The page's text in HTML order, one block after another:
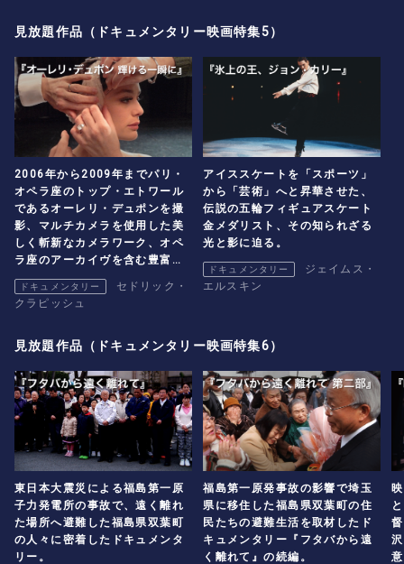
見放題作品（ドキュメンタリー映画特集5）
2006年から2009年までパリ・
オペラ座のトップ・エトワール
であるオーレリ・デュポンを撮
影、マルチカメラを使用した美
しく斬新なカメラワーク、オペ
ラ座のアーカイヴを含む豊富な
舞台映像で、デュポンが放つ煌
めきに酔いしれる。
ドキュメンタリー
セドリック・
クラピッシュ
アイススケートを「スポーツ」
から「芸術」へと昇華させた、
伝説の五輪フィギュアスケート
金メダリスト、その知られざる
光と影に迫る。
ドキュメンタリー
ジェイムス・
エルスキン
見放題作品（ドキュメンタリー映画特集6）
東日本大震災による福島第一原
子力発電所の事故で、遠く離れ
た場所へ避難した福島県双葉町
の人々に密着したドキュメンタ
リー。
福島第一原発事故の影響で埼玉
県に移住した福島県双葉町の住
民たちの避難生活を取材したド
キュメンタリー『フタバから遠
く離れて』の続編。